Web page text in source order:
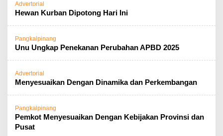
Advertorial
Hewan Kurban Dipotong Hari Ini
Pangkalpinang
Unu Ungkap Penekanan Perubahan APBD 2025
Advertorial
Menyesuaikan Dengan Dinamika dan Perkembangan
Pangkalpinang
Pemkot Menyesuaikan Dengan Kebijakan Provinsi dan
Pusat